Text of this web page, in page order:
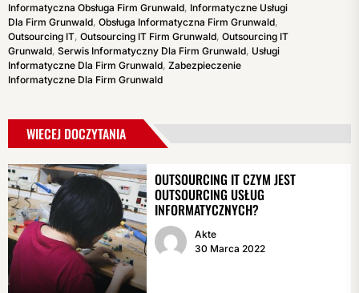
Informatyczna Obsługa Firm Grunwald, Informatyczne Usługi
Dla Firm Grunwald, Obsługa Informatyczna Firm Grunwald,
Outsourcing IT, Outsourcing IT Firm Grunwald, Outsourcing IT
Grunwald, Serwis Informatyczny Dla Firm Grunwald, Usługi
Informatyczne Dla Firm Grunwald, Zabezpieczenie
Informatyczne Dla Firm Grunwald
WIECEJ DOCZYTANIA
OUTSOURCING IT CZYM JEST
OUTSOURCING USŁUG
INFORMATYCZNYCH?
Akte
30 Marca 2022